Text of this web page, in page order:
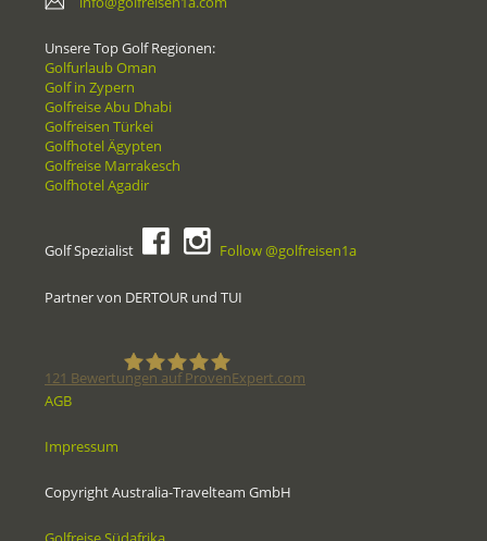
Unsere Top Golf Regionen:
Golfurlaub Oman
Golf in Zypern
Golfreise Abu Dhabi
Golfreisen Türkei
Golfhotel Ägypten
Golfreise Marrakesch
Golfhotel Agadir
Golf Spezialist Follow @golfreisen1a
Partner von DERTOUR und TUI
Spezialisten
121 Bewertungen auf ProvenExpert.com
AGB
Impressum
Copyright Australia-Travelteam GmbH